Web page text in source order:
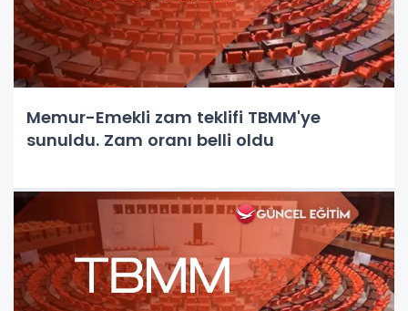
Memur-Emekli zam teklifi TBMM'ye
sunuldu. Zam oranı belli oldu